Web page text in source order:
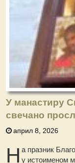
У манастиру
свечано
април 8, 2026
Н а празник
у истоименом